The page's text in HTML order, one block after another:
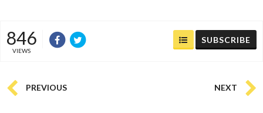
846
VIEWS
SUBSCRIBE
PREVIOUS NEXT